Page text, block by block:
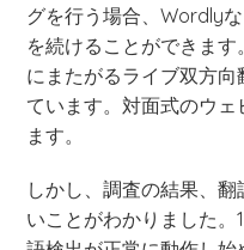
グを行う場合、Wordly
を続けることができま
にまたがるライブ双方
ています。対面式のウ
ます。
しかし、調査の結果、
いことがわかりました。